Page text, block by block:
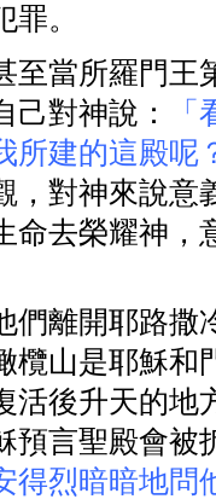
罪。
至當所羅門王
己對神說：
所建的這殿呢
，對神來說意
命去榮耀神，
們離開耶路撒
欖山是耶穌和
活後升天的地
預言聖殿會被
得烈暗暗地問